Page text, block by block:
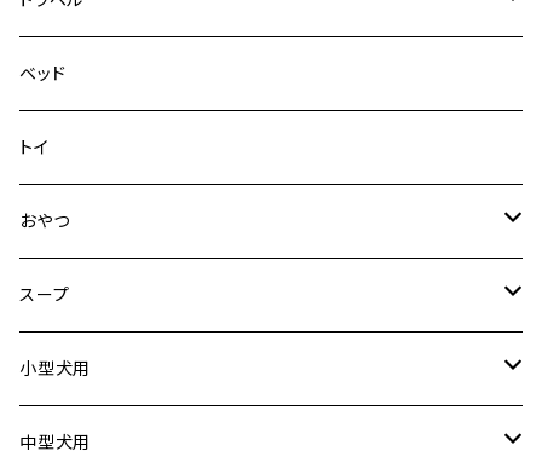
デニム＆コーデュロイ
その他
ドライブハーネス
カーシートアタッチメント
クリック
ドライブシートカバー
ドライブボックス
ベッド
トイ
おやつ
犬用
猫用
スープ
犬用
猫用
小型犬用
リード
中型犬用